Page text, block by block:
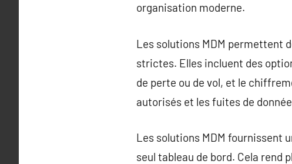
organisation moderne.
Les solutions MDM permettent
strictes. Elles incluent des
de perte ou de vol, et le
autorisés et les fuites de
Les solutions MDM fournissent
seul tableau de bord. Cela rend